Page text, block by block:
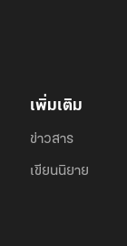
เพิ่มเติม
ข่าวสาร
เขียนนิยาย